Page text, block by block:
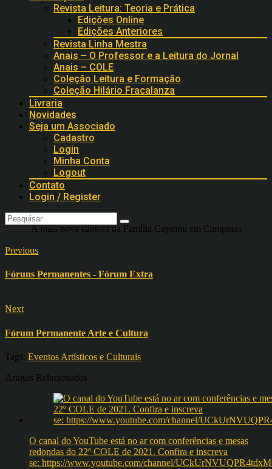
Revista Leitura: Teoria e Prática
Edições Online
Edições Anteriores
Revista Linha Mestra
Anais – O Professor e a Leitura do Jornal
Anais – COLE
Coleção Leitura e Formação
Coleção Hilário Fracalanza
Livraria
Novidades
Seja um Associado
Cadastro
Login
Minha Conta
Logout
Contato
Login / Register
A mais nova cantora da Família Caymmi em Campinas
Previous
Fóruns Permanentes - Fórum Extra
Next
Fórum Permanente Arte e Cultura
Tags: Eventos Artísticos e Culturais
Artigos Relacionados
O canal do YouTube está no ar com conferências e mesas
redondas do 22º COLE de 2021. Confira e inscreva
se: https://www.youtube.com/channel/